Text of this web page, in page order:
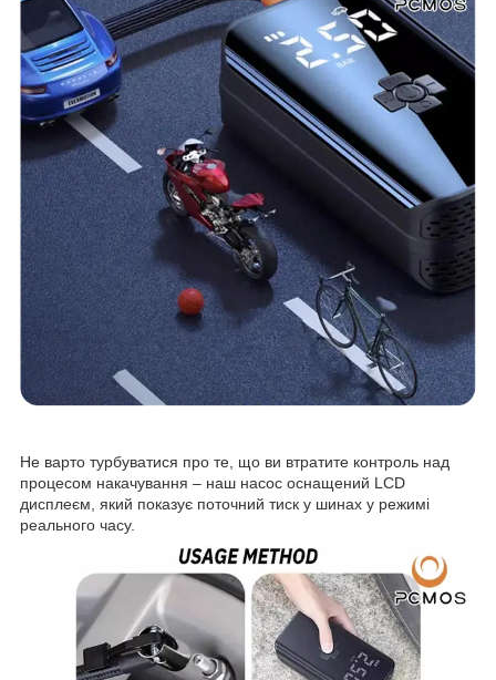
Не варто турбуватися про те, що ви втратите контроль над
процесом накачування – наш насос оснащений LCD
дисплеєм, який показує поточний тиск у шинах у режимі
реального часу.